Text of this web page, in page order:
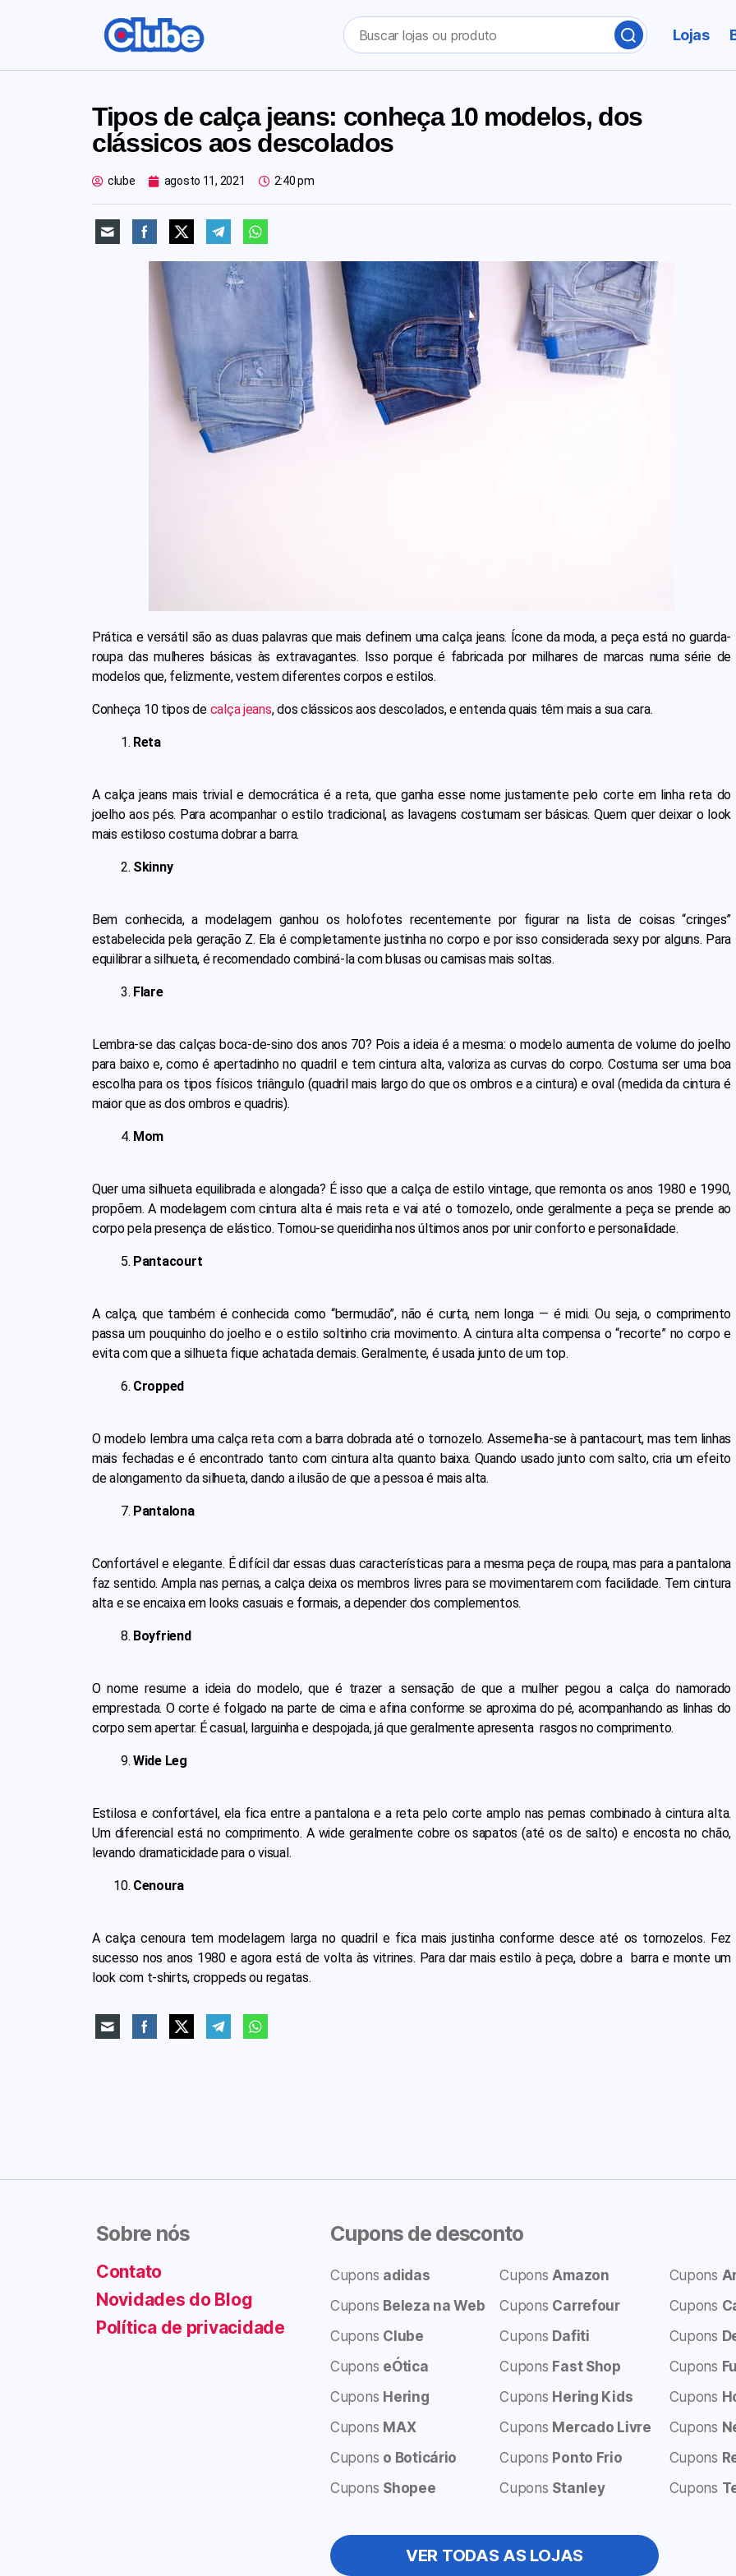
Lojas
Tipos de calça jeans: conheça 10 modelos, dos
clássicos aos descolados
clube agosto 11, 2021 2:40 pm
Prática e versátil são as duas palavras que mais definem uma calça jeans. Ícone da moda, a peça está no guarda-
roupa das mulheres básicas às extravagantes. Isso porque é fabricada por milhares de marcas numa série de
modelos que, felizmente, vestem diferentes corpos e estilos.
Conheça 10 tipos de calça jeans, dos clássicos aos descolados, e entenda quais têm mais a sua cara.
Reta
A calça jeans mais trivial e democrática é a reta, que ganha esse nome justamente pelo corte em linha reta do
joelho aos pés. Para acompanhar o estilo tradicional, as lavagens costumam ser básicas. Quem quer deixar o look
mais estiloso costuma dobrar a barra.
Skinny
Bem conhecida, a modelagem ganhou os holofotes recentemente por figurar na lista de coisas “cringes”
estabelecida pela geração Z. Ela é completamente justinha no corpo e por isso considerada sexy por alguns. Para
equilibrar a silhueta, é recomendado combiná-la com blusas ou camisas mais soltas.
Flare
Lembra-se das calças boca-de-sino dos anos 70? Pois a ideia é a mesma: o modelo aumenta de volume do joelho
para baixo e, como é apertadinho no quadril e tem cintura alta, valoriza as curvas do corpo. Costuma ser uma boa
escolha para os tipos físicos triângulo (quadril mais largo do que os ombros e a cintura) e oval (medida da cintura é
maior que as dos ombros e quadris).
Mom
Quer uma silhueta equilibrada e alongada? É isso que a calça de estilo vintage, que remonta os anos 1980 e 1990,
propõem. A modelagem com cintura alta é mais reta e vai até o tornozelo, onde geralmente a peça se prende ao
corpo pela presença de elástico. Tornou-se queridinha nos últimos anos por unir conforto e personalidade.
Pantacourt
A calça, que também é conhecida como “bermudão”, não é curta, nem longa — é midi. Ou seja, o comprimento
passa um pouquinho do joelho e o estilo soltinho cria movimento. A cintura alta compensa o “recorte” no corpo e
evita com que a silhueta fique achatada demais. Geralmente, é usada junto de um top.
Cropped
O modelo lembra uma calça reta com a barra dobrada até o tornozelo. Assemelha-se à pantacourt, mas tem linhas
mais fechadas e é encontrado tanto com cintura alta quanto baixa. Quando usado junto com salto, cria um efeito
de alongamento da silhueta, dando a ilusão de que a pessoa é mais alta.
Pantalona
Confortável e elegante. É difícil dar essas duas características para a mesma peça de roupa, mas para a pantalona
faz sentido. Ampla nas pernas, a calça deixa os membros livres para se movimentarem com facilidade. Tem cintura
alta e se encaixa em looks casuais e formais, a depender dos complementos.
Boyfriend
O nome resume a ideia do modelo, que é trazer a sensação de que a mulher pegou a calça do namorado
emprestada. O corte é folgado na parte de cima e afina conforme se aproxima do pé, acompanhando as linhas do
corpo sem apertar. É casual, larguinha e despojada, já que geralmente apresenta rasgos no comprimento.
Wide Leg
Estilosa e confortável, ela fica entre a pantalona e a reta pelo corte amplo nas pernas combinado à cintura alta.
Um diferencial está no comprimento. A wide geralmente cobre os sapatos (até os de salto) e encosta no chão,
levando dramaticidade para o visual.
Cenoura
A calça cenoura tem modelagem larga no quadril e fica mais justinha conforme desce até os tornozelos. Fez
sucesso nos anos 1980 e agora está de volta às vitrines. Para dar mais estilo à peça, dobre a barra e monte um
look com t-shirts, croppeds ou regatas.
Sobre nós
Contato
Novidades do Blog
Política de privacidade
Cupons de desconto
Cupons adidas CuponsAmazon Cupons
Cupons Beleza na Web Cupons Carrefour Cupons
Cupons Clube Cupons Dafiti Cupons
Cupons eÓtica Cupons Fast Shop Cupons
Cupons Hering Cupons Hering Kids Cupons
Cupons MAX Cupons Mercado Livre Cupons
Cupons o Boticário Cupons Ponto Frio Cupons
Cupons Shopee Cupons Stanley Cupons
VER TODAS AS LOJAS